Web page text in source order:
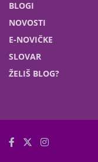
BLOGI
NOVOSTI
E-NOVIČKE
SLOVAR
ŽELIŠ BLOG?